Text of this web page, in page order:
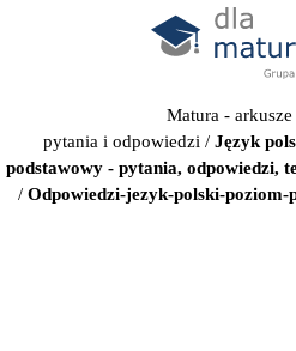
Matura -
pytania i odpowiedzi / Język
podstawowy - pytania, odpowiedzi,
/ Odpowiedzi-jezyk-polski-